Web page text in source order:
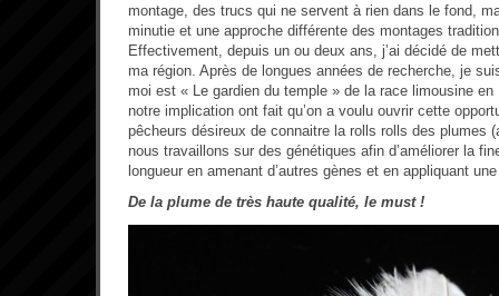
montage, des trucs qui ne servent à rien dans le fond,
minutie et une approche différente des montages
Effectivement, depuis un ou deux ans, j’ai décidé de
ma région. Après de longues années de recherche, je
moi est « Le gardien du temple » de la race limousine
notre implication ont fait qu’on a voulu ouvrir cette
pêcheurs désireux de connaitre la rolls rolls des plumes
nous travaillons sur des génétiques afin d’améliorer la
longueur en amenant d’autres gènes et en appliquant
De la plume de très haute qualité, le must !